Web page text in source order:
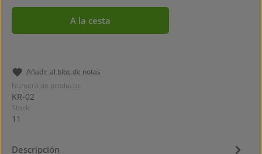
A la cesta
Añadir al bloc de notas
Número de producto:
KR-02
Stock:
11
Descripción